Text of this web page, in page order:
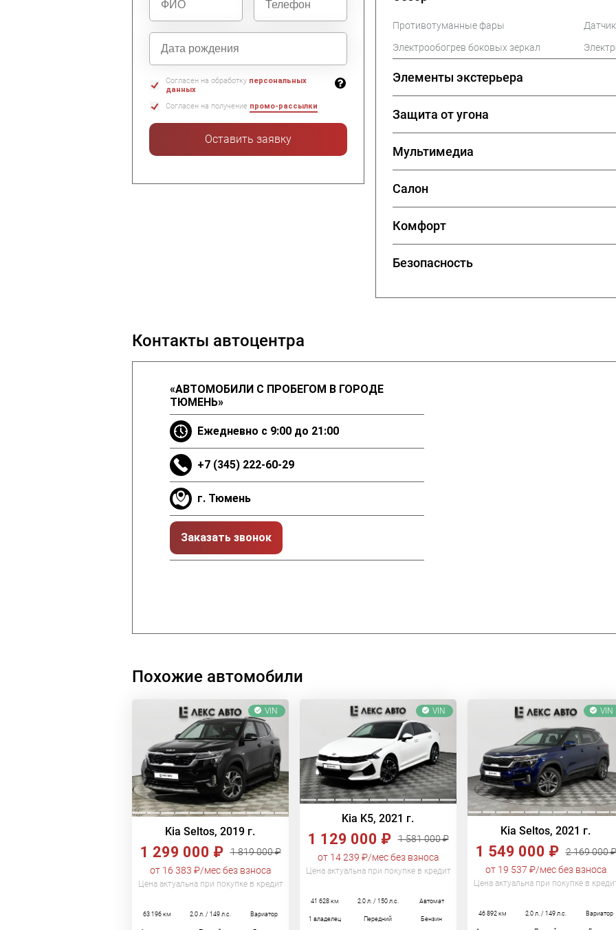
Противотуманные фары
Электрообогрев боковых зеркал
Элементы экстерьера
Защита от угона
Мультимедиа
Салон
Комфорт
Безопасность
Согласен на обработку персональных
данных
Согласен на получение промо-рассылки
Оставить заявку
Контакты автоцентра
«АВТОМОБИЛИ С ПРОБЕГОМ В ГОРОДЕ
ТЮМЕНЬ»
Ежедневно с 9:00 до 21:00
+7 (345) 222-60-29
г. Тюмень
Заказать звонок
Похожие автомобили
VIN
Kia Seltos, 2019 г.
1 299 000 ₽
1 819 000 ₽
от 16 383 ₽/мес без взноса
Цена актуальна при покупке в кредит
63 196 км 2.0 л. / 149 л.с. Вариатор
VIN
Kia K5, 2021 г.
1 129 000 ₽
1 581 000 ₽
от 14 239 ₽/мес без взноса
Цена актуальна при покупке в кредит
41 628 км 2.0 л. / 150 л.с. Автомат
1 владелец Передний Бензин
VIN
Kia Seltos, 2021 г.
1 549 000 ₽
2 169 000 ₽
от 19 537 ₽/мес без взноса
Цена актуальна при покупке в
46 892 км 2.0 л. / 149 л.с. Вариатор